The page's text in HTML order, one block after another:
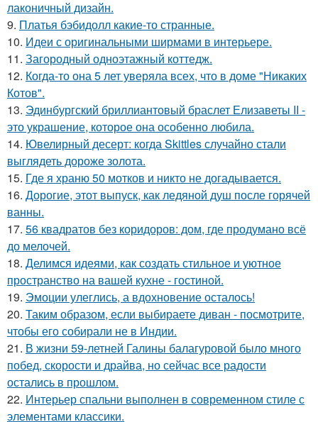
лаконичный дизайн.
9. Платья бэбидолл какие-то странные.
10. Идеи с оригинальными ширмами в интерьере.
11. Загородный одноэтажный коттедж.
12. Когда-то она 5 лет уверяла всех, что в доме "Никаких
Котов".
13. Эдинбургский бриллиантовый браслет Елизаветы II -
это украшение, которое она особенно любила.
14. Ювелирный десерт: когда Skittles случайно стали
выглядеть дороже золота.
15. Где я храню 50 мотков и никто не догадывается.
16. Дорогие, этот выпуск, как ледяной душ после горячей
ванны.
17. 56 квадратов без коридоров: дом, где продумано всё
до мелочей.
18. Делимся идеями, как создать стильное и уютное
пространство на вашей кухне - гостиной.
19. Эмоции улеглись, а вдохновение осталось!
20. Таким образом, если выбираете диван - посмотрите,
чтобы его собирали не в Индии.
21. В жизни 59-летней Галины балагуровой было много
побед, скорости и драйва, но сейчас все радости
остались в прошлом.
22. Интерьер спальни выполнен в современном стиле с
элементами классики.